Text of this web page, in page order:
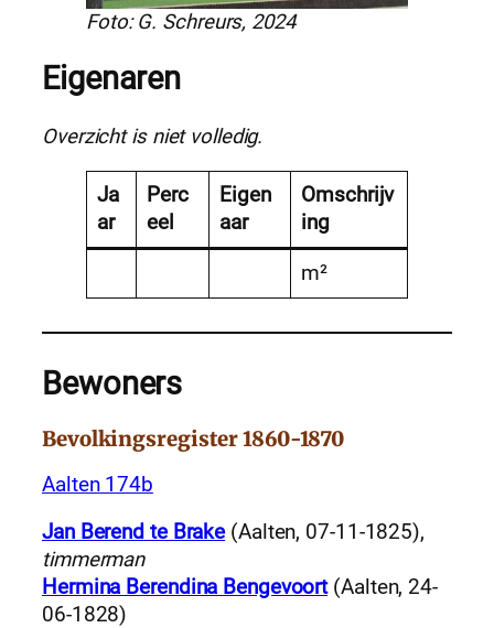
Foto: G. Schreurs, 2024
Eigenaren
Overzicht is niet volledig.
Ja
ar
Perc
eel
Eigen
aar
Omschrijv
ing
m²
Bewoners
Bevolkingsregister 1860-1870
Aalten 174b
Jan Berend te Brake(Aalten, 07-11-1825),
timmerman
Hermina Berendina Bengevoort(Aalten, 24-
06-1828)